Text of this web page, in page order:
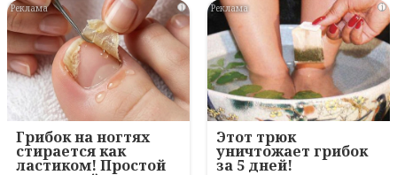
i
Грибок на ногтях
стирается как
ластиком! Простой
i
Этот трюк
уничтожает грибок
за 5 дней!